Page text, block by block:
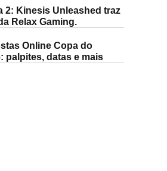
2: Kinesis Unleashed traz
Relax Gaming.
Online Copa do
palpites, datas e mais